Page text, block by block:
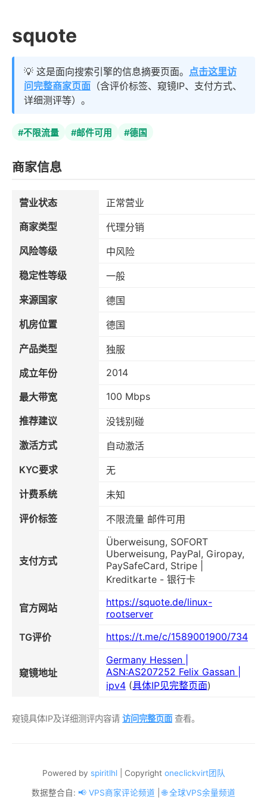
squote
💡 这是面向搜索引擎的信息摘要页面。 点击这里访
问完整商家页面 （含评价标签、窥镜IP、支付方式、
详细测评等）。
#不限流量 #邮件可用 #德国
商家信息
营业状态
正常营业
商家类型
代理分销
风险等级
中风险
稳定性等级
一般
来源国家
德国
机房位置
德国
产品类型
独服
成立年份
2014
最大带宽 100 Mbps
推荐建议
没钱别碰
激活方式
自动激活
KYC要求
无
计费系统
未知
评价标签
不限流量 邮件可用
支付方式
Überweisung, SOFORT
Uberweisung, PayPal, Giropay,
PaySafeCard, Stripe |
Kreditkarte - 银行卡
官方网站
https://squote.de/linux-
rootserver
TG评价
https://t.me/c/1589001900/734
窥镜地址
Germany Hessen |
ASN:AS207252 Felix Gassan |
ipv4 (具体IP见完整页面)
窥镜具体IP及详细测评内容请 访问完整页面查看。
Powered by spiritlhl| Copyright oneclickvirt团队
数据整合自: 📢 VPS商家评论频道 |🌐 全球VPS余量频道